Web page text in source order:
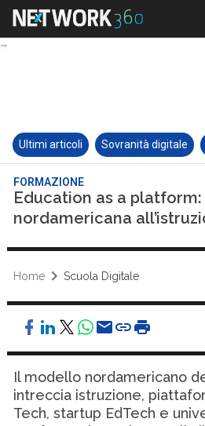
Ultimi articoli Sovranità digitale
FORMAZIONE
Education as a platform:
nordamericana
Home Scuola Digitale
Il modello nordamericano
intreccia istruzione,
Tech, startup EdTech e